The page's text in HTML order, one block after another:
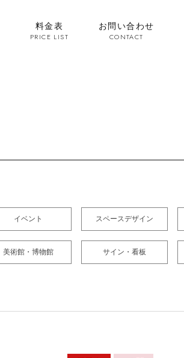
料金表
PRICE LIST
お問い合わせ
CONTACT
イベント スペースデザイン
美術館・博物館 サイン・看板